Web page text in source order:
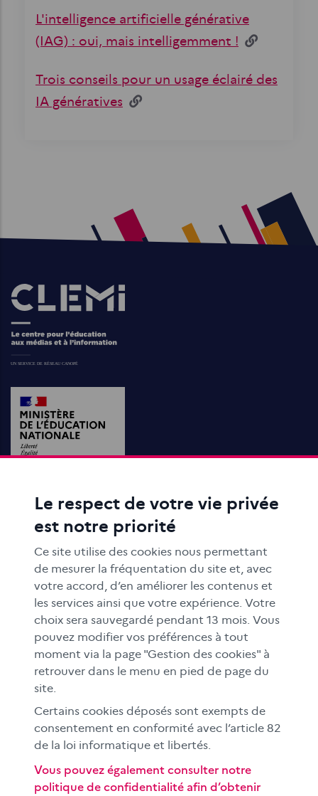
L'intelligence artificielle générative
(IAG) : oui, mais intelligemment !
Trois conseils pour un usage éclairé des
IA génératives
Images
ACTIONS ÉDUCATIVES
FORMATION
RESSOURCES
MÉDIAS SCOLAIRES
FAMILLES
Le CLEMI
En académies
À l'international
CLEMI sup
Espace presse
Si vous souhaitez vous abonner gratuitement à la lettre
Le respect de votre vie privée
est notre priorité
Ce site utilise des cookies nous permettant
de mesurer la fréquentation du site et, avec
votre accord, d’en améliorer les contenus et
les services ainsi que votre expérience. Votre
choix sera sauvegardé pendant 13 mois. Vous
pouvez modifier vos préférences à tout
moment via la page "Gestion des cookies" à
retrouver dans le menu en pied de page du
site.
Certains cookies déposés sont exempts de
consentement en conformité avec l’article 82
de la loi informatique et libertés.
Vous pouvez également consulter notre
politique de confidentialité afin d’obtenir